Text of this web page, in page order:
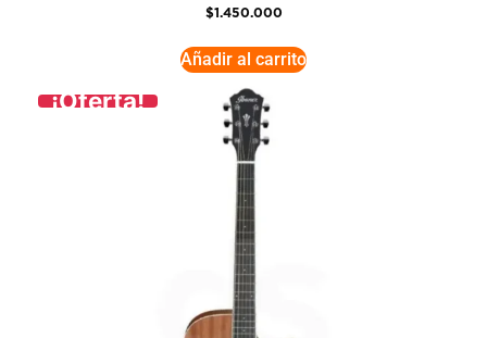
$1.450.000
Añadir al carrito
¡Oferta!